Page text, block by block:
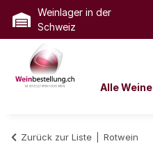
Weinlager in der
Schweiz
Alle Weine
Zurück zur Liste Rotwein